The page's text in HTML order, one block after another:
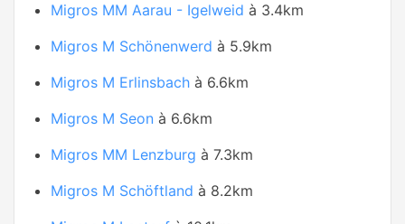
Migros MM Aarau - Igelweid à 3.4km
Migros M Schönenwerd à 5.9km
Migros M Erlinsbach à 6.6km
Migros M Seon à 6.6km
Migros MM Lenzburg à 7.3km
Migros M Schöftland à 8.2km